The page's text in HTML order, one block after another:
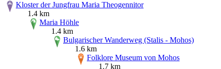
Kloster der Jungfrau Maria Theogennitor
1.4 km
Maria Höhle
1.4 km
Bulgarischer Wanderweg (Stalis - Mohos)
1.6 km
Folklore Museum von Mohos
1.7 km